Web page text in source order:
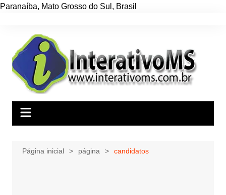
Paranaíba, Mato Grosso do Sul , Brasil
conteúdo
Página inicial página candidatos